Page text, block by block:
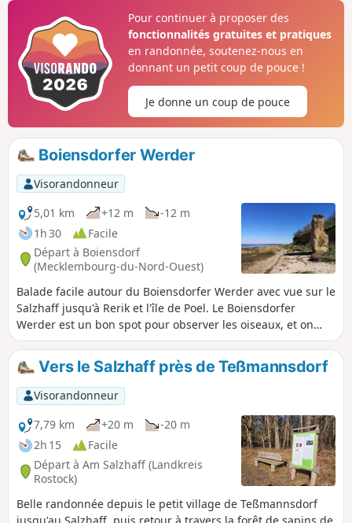
départ.
Pour continuer à proposer des
fonctionnalités gratuites et pratiques
en randonnée, soutenez-nous en
donnant un petit coup de pouce !
Je donne un coup de pouce
Boiensdorfer Werder
Visorandonneur
5,01 km
+12 m
-12 m
1h 30
Facile
Départ à Boiensdorf
(Mecklembourg-du-Nord-Ouest)
Balade facile autour du Boiensdorfer Werder avec vue sur le
Salzhaff jusqu'à Rerik et l'île de Poel. Le Boiensdorfer
Werder est un bon spot pour observer les oiseaux, et on
peut même parfois voir des phoques.
Vers le Salzhaff près de Teßmannsdorf
Visorandonneur
7,79 km
+20 m
-20 m
2h 15
Facile
Départ à Am Salzhaff (Landkreis
Rostock)
Belle randonnée depuis le petit village de Teßmannsdorf